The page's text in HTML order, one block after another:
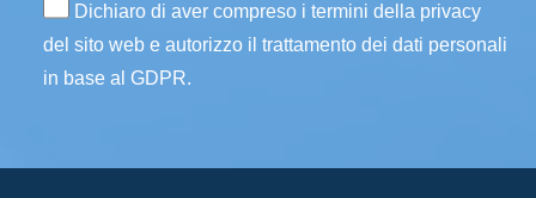
Dichiaro di aver compreso i termini della privacy
del sito web e autorizzo il trattamento dei dati personali
in base al GDPR.